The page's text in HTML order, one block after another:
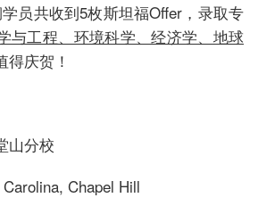
员共收到5枚斯坦福Offer，录取专
与工程、环境科学、经济学、地球
得庆贺！
山分校
Chapel Hill